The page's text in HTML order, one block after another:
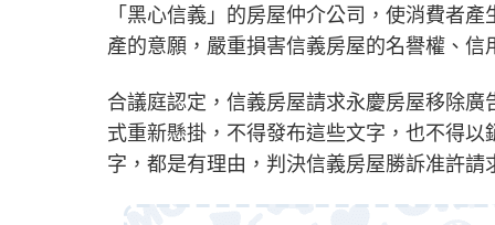
「黑心信義」的房屋仲介公司，使消費者
產的意願，嚴重損害信義房屋的名譽權、信
合議庭認定，信義房屋請求永慶房屋移除
式重新懸掛，不得發布這些文字，也不得
字，都是有理由，判決信義房屋勝訴准許